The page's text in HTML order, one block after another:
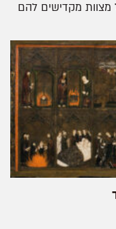
מצוות מקדישים להם